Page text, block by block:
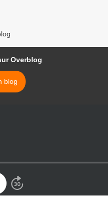
Overblog
blog